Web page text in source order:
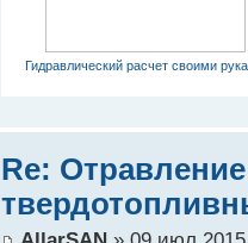
Гидравлический расчет своими
Re: